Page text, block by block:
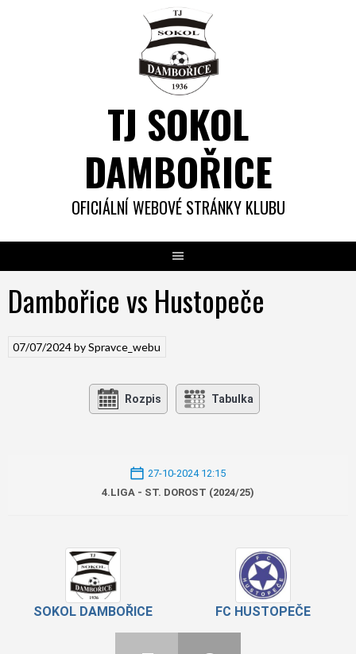
TJ SOKOL
DAMBOŘICE
OFICIÁLNÍ WEBOVÉ STRÁNKY KLUBU
Dambořice vs Hustopeče
07/07/2024bySpravce_webu
Rozpis Tabulka
27-10-2024 12:15
4.LIGA - ST. DOROST (2024/25)
SOKOL DAMBOŘICE FC HUSTOPEČE